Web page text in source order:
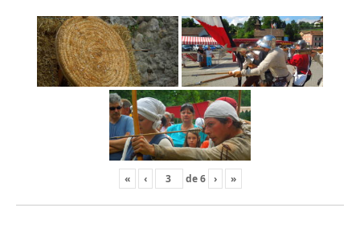
« ‹ de6 › »